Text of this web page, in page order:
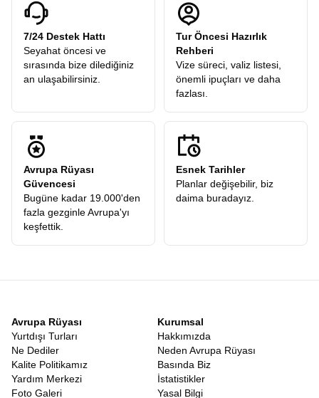
7/24 Destek Hattı
Seyahat öncesi ve
sırasında bize dilediğiniz
an ulaşabilirsiniz.
Tur Öncesi Hazırlık
Rehberi
Vize süreci, valiz listesi,
önemli ipuçları ve daha
fazlası.
Avrupa Rüyası
Güvencesi
Bugüne kadar 19.000'den
fazla gezginle Avrupa'yı
keşfettik.
Esnek Tarihler
Planlar değişebilir, biz
daima buradayız.
Avrupa Rüyası
Yurtdışı Turları
Ne Dediler
Kalite Politikamız
Yardım Merkezi
Foto Galeri
Kurumsal
Hakkımızda
Neden Avrupa Rüyası
Basında Biz
İstatistikler
Yasal Bilgi